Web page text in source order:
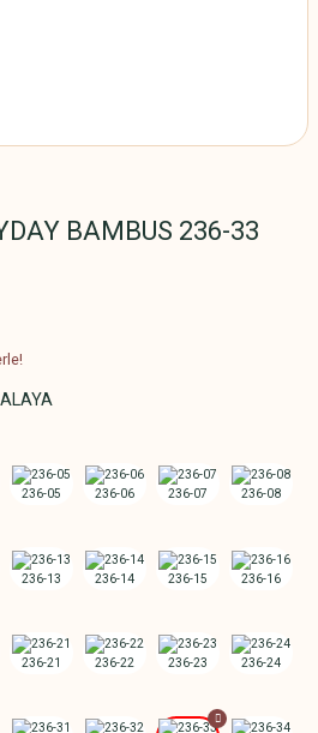
BAMBUS 236-33